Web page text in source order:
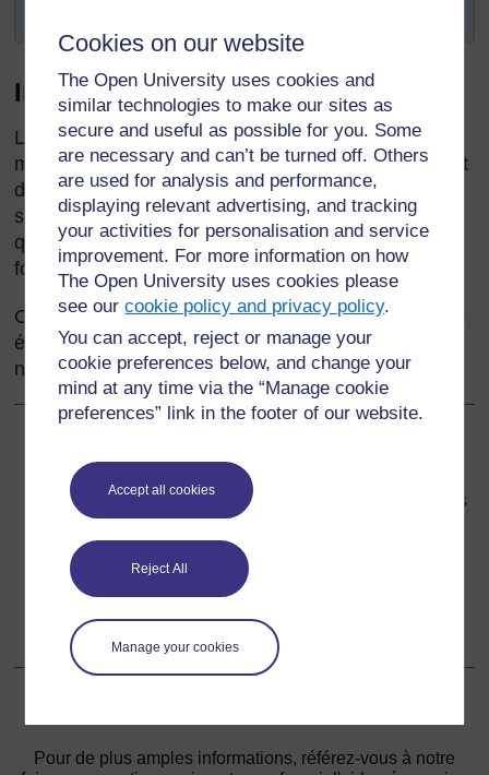
Cookies on our website
The Open University uses cookies and
similar technologies to make our sites as
secure and useful as possible for you. Some
are necessary and can’t be turned off. Others
are used for analysis and performance,
displaying relevant advertising, and tracking
your activities for personalisation and service
improvement. For more information on how
The Open University uses cookies please
see ourcookie policy and privacy policy.
You can accept, reject or manage your
cookie preferences below, and change your
mind at any time via the “Manage cookie
preferences” link in the footer of our website.
Accept all cookies
Reject All
Manage your cookies
Introduction
La capacité à « voir » ou visualiser les structures
mathématiques est une aptitude de base permettant
de développer la compréhension. Il peut également
s’agir d’un processus excitant de découverte alors
que les élèves apprennent à voir les nombres et les
formes de nouvelles manières.
Cette section vous montre des manières d’aider vos
élèves à « voir » des formes et structures dans les
nombres.
Ressource 2 : Manières d’aider les élèves à résoudre des
problèmes
Suivant
Suivant
1. Travailler en binômes sur les nombres carrés
Pour de plus amples informations, référez-vous à notre